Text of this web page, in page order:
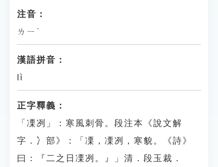
注音：
ㄌㄧˋ
漢語拼音：
lì
正字釋義：
「凓冽」：寒風刺骨。段注本《說文解
字．冫部》：「凓，凓冽，寒貌。《詩》
曰：『二之日凓冽。』」清．段玉裁．